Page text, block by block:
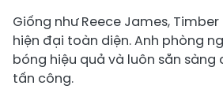
Giống như Reece James,
hiện đại toàn diện. Anh phòng
bóng hiệu quả và luôn sẵn
tấn công.